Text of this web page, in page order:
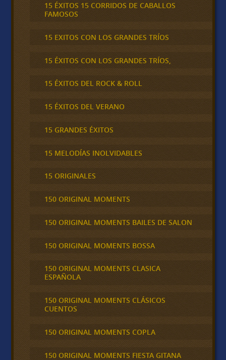
15 ÉXITOS 15 CORRIDOS DE CABALLOS
FAMOSOS
15 EXITOS CON LOS GRANDES TRÍOS
15 ÉXITOS CON LOS GRANDES TRÍOS,
15 ÉXITOS DEL ROCK & ROLL
15 ÉXITOS DEL VERANO
15 GRANDES ÉXITOS
15 MELODÍAS INOLVIDABLES
15 ORIGINALES
150 ORIGINAL MOMENTS
150 ORIGINAL MOMENTS BAILES DE SALON
150 ORIGINAL MOMENTS BOSSA
150 ORIGINAL MOMENTS CLASICA
ESPAÑOLA
150 ORIGINAL MOMENTS CLÁSICOS
CUENTOS
150 ORIGINAL MOMENTS COPLA
150 ORIGINAL MOMENTS FIESTA GITANA